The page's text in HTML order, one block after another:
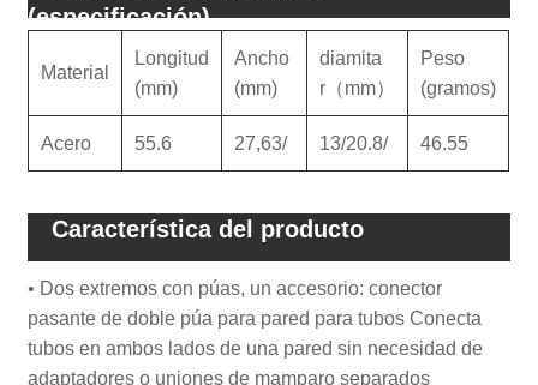
(especificación)
Material
Longitud
(mm)
Ancho
(mm)
diamita
r（mm）
Peso
(gramos)
Acero 55.6 27,63/ 13/20.8/ 46.55
Característica del producto
• Dos extremos con púas, un accesorio: conector
pasante de doble púa para pared para tubos Conecta
tubos en ambos lados de una pared sin necesidad de
adaptadores o uniones de mamparo separados